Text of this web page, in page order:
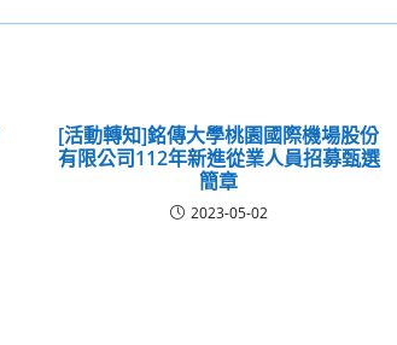
[活動轉知]銘傳大學桃園國際機場股份
有限公司112年新進從業人員招募甄選
簡章
2023-05-02